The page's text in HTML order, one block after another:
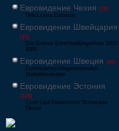
Евровидение Чехия [26]
Velká cena Eurovize
Евровидение Швейцария
[35]
Die Grosse Entscheidungsshow SRG
SSR
Евровидение Швеция [48]
Eurovisionsschlagerfestivalen
Melodifestivalen
Евровидение Эстония
[226]
Eesti Laul Eurovisioon Эстонская
Песня